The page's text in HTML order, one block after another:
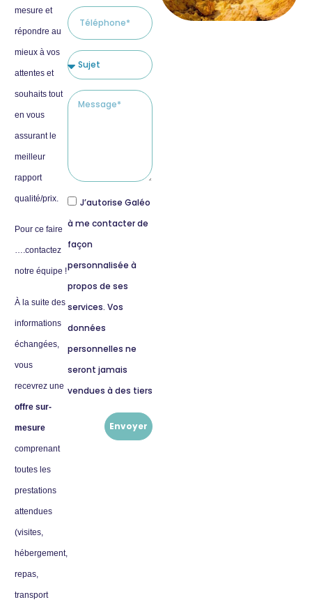
mesure et
répondre au
mieux à vos
attentes et
souhaits tout
en vous
assurant le
meilleur
rapport
qualité/prix.
Pour ce faire
….contactez
notre équipe !
À la suite des
informations
échangées,
vous
recevrez une
offre sur-
mesure
comprenant
toutes les
prestations
attendues
(visites,
hébergement,
repas,
transport
J’autorise Galéo
à me contacter de
façon
personnalisée à
propos de ses
services. Vos
données
personnelles ne
seront jamais
vendues à des tiers
Envoyer